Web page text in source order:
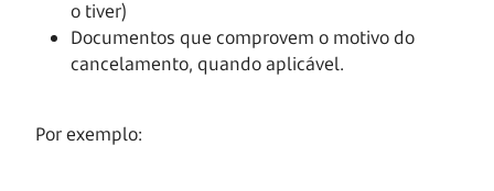
o tiver)
Documentos que comprovem o motivo do
cancelamento, quando aplicável.
Por exemplo: